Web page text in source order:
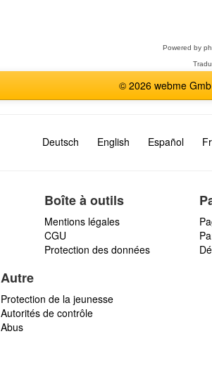
Powered by
© 2026 webme
Deutsch English Español
Boîte à outils
Mentions légales
CGU
Protection des données
Autre
Protection de la jeunesse
Autorités de contrôle
Abus